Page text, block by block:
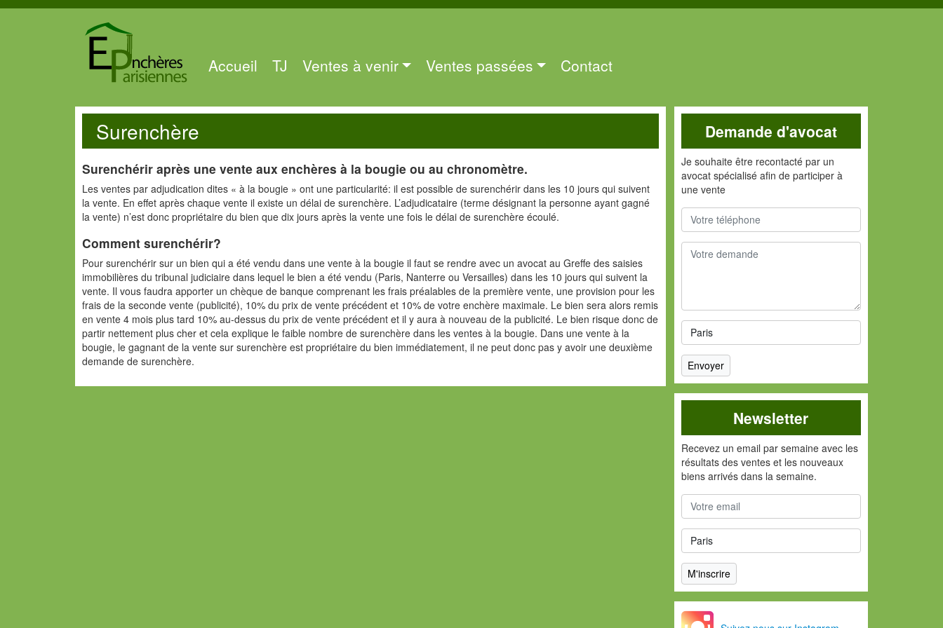
Accueil TJ Ventes à venir Ventes passées Contact
Surenchère
Surenchérir après une vente aux enchères à la bougie ou au chronomètre.
Les ventes par adjudication dites « à la bougie » ont une particularité: il est possible de surenchérir dans les 10 jours qui suivent
la vente. En effet après chaque vente il existe un délai de surenchère. L’adjudicataire (terme désignant la personne ayant gagné
la vente) n’est donc propriétaire du bien que dix jours après la vente une fois le délai de surenchère écoulé.
Comment surenchérir?
Pour surenchérir sur un bien qui a été vendu dans une vente à la bougie il faut se rendre avec un avocat au Greffe des saisies
immobilières du tribunal judiciaire dans lequel le bien a été vendu (Paris, Nanterre ou Versailles) dans les 10 jours qui suivent la
vente. Il vous faudra apporter un chèque de banque comprenant les frais préalables de la première vente, une provision pour les
frais de la seconde vente (publicité), 10% du prix de vente précédent et 10% de votre enchère maximale. Le bien sera alors remis
en vente 4 mois plus tard 10% au-dessus du prix de vente précédent et il y aura à nouveau de la publicité. Le bien risque donc de
partir nettement plus cher et cela explique le faible nombre de surenchère dans les ventes à la bougie. Dans une vente à la
bougie, le gagnant de la vente sur surenchère est propriétaire du bien immédiatement, il ne peut donc pas y avoir une deuxième
demande de surenchère.
Demande d'avocat
Je souhaite être recontacté par un
avocat spécialisé afin de participer à
une vente
Newsletter
Recevez un email par semaine avec les
résultats des ventes et les nouveaux
biens arrivés dans la semaine.